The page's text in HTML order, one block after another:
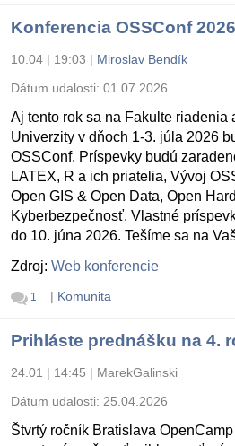
Konferencia OSSConf 2026
10.04 | 19:03 | Miroslav Bendík
Dátum udalosti: 01.07.2026
Aj tento rok sa na Fakulte riadenia
Univerzity v dňoch 1-3. júla 2026
OSSConf. Príspevky budú
LATEX, R a ich priatelia, Vývoj
Open GIS & Open Data, Open
Kyberbezpečnosť. Vlastné
do 10. júna 2026. Tešíme sa na
Zdroj: Web konferencie
1 | Komunita
Prihláste prednášku na 4.
24.01 | 14:45 | MarekGalinski
Dátum udalosti: 25.04.2026
Štvrtý ročník Bratislava